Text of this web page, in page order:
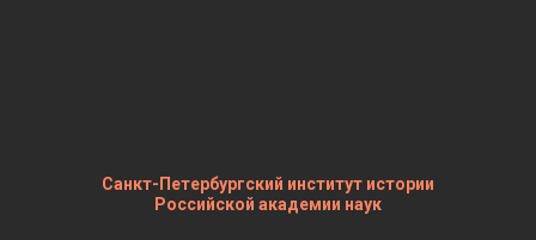
Санкт-Петербургский институт истории
Российской академии наук